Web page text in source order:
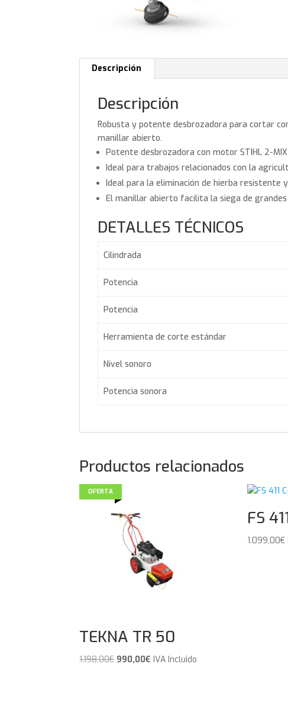
Descripción
Descripción
Robusta y potente desbrozadora para cortar
manillar abierto.
Potente desbrozadora con motor STIHL 2-MIX
Ideal para trabajos relacionados con la
Ideal para la eliminación de hierba resistente
El manillar abierto facilita la siega de
DETALLES TÉCNICOS
Cilindrada
Potencia
Potencia
Herramienta de corte estándar
Nivel sonoro
Potencia sonora
Productos relacionados
OFERTA
TEKNA TR 50
1.198,00€ El
990,00€ El
IVA Incluido
FS
1.099,00€